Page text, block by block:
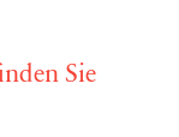
Sie